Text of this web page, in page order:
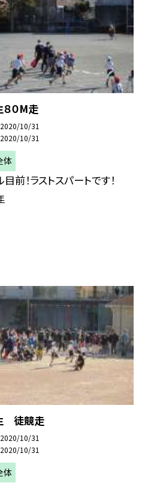
８０M走
2020/10/31
2020/10/31
体
前！ラストスパートです！
徒競走
2020/10/31
2020/10/31
体